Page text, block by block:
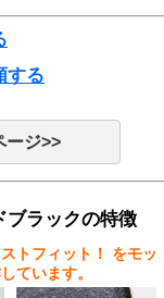
する
ージ>>
ブラックの特徴
トフィット！
をモッ
ています。